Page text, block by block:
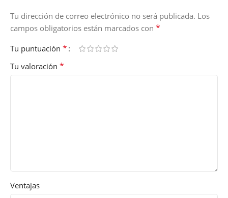
Tu dirección de correo electrónico no será publicada. Los
campos obligatorios están marcados con *
Tu puntuación *
Tu valoración *
Ventajas